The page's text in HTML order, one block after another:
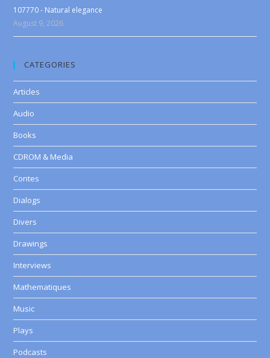
107770 - Natural elegance
August 9, 2026
CATEGORIES
Articles
Audio
Books
CDROM & Media
Contes
Dialogs
Divers
Drawings
Interviews
Mathematiques
Music
Plays
Podcasts